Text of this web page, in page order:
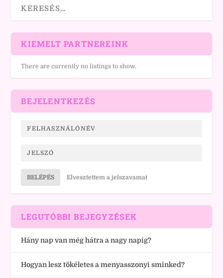
KIEMELT PARTNEREINK
There are currently no listings to show.
BEJELENTKEZÉS
BELÉPÉS Elvesztettem a jelszavamat
LEGUTÓBBI BEJEGYZÉSEK
Hány nap van még hátra a nagy napig?
Hogyan lesz tökéletes a menyasszonyi sminked?